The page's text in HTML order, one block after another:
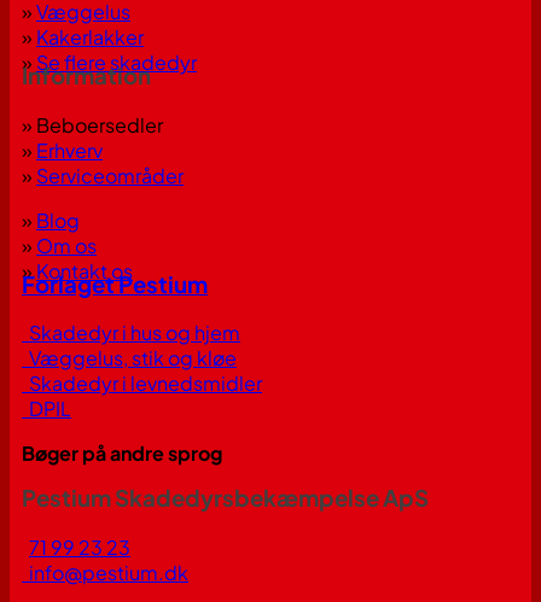
»Væggelus
» Kakerlakker
» Se flere skadedyr
Information
» Beboersedler
» Erhverv
» Serviceområder
» Blog
» Om os
»Kontakt os
Forlaget Pestium
Skadedyr i hus og hjem
Væggelus, stik og kløe
Skadedyr i levnedsmidler
DPIL
Bøger på andre sprog
Pestium Skadedyrsbekæmpelse ApS
71 99 23 23
info@pestium.dk